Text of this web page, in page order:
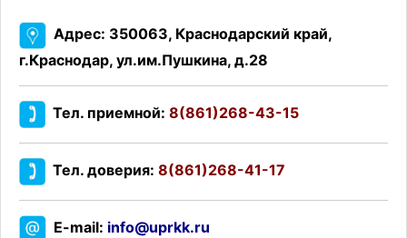
Адрес: 350063, Краснодарский край,
г.Краснодар, ул.им.Пушкина, д.28
Тел. приемной: 8(861)268-43-15
Тел. доверия: 8(861)268-41-17
E-mail: info@uprkk.ru